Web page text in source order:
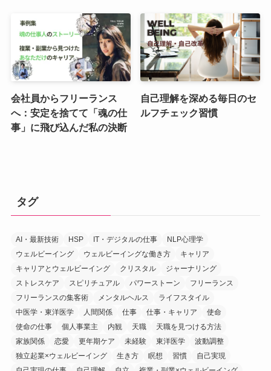
会社員からフリーランス
へ：安定を捨てて「魂の仕
事」に飛び込んだ私の決断
自己理解を深める毎日のセ
ルフチェック習慣
タグ
AI・最新技術 HSP IT・デジタルの仕事
NLP心理学
ウェルビーイング
ウェルビーイングな働き方
キャリア
キャリアとウェルビーイング
クリスタル
ジャーナリング
ストレスケア
スピリチュアル パワーストーン
フリーランス
フリーランスの集客術
メンタルヘルス
ライフスタイル
中医学・東洋医学
人間関係 仕事 仕事・キャリア
使命
使命の仕事
個人事業主 内観 天職
天職を見つける方法
家族関係
恋愛 更年期ケア 未経験 東洋医学
波動調整
独立起業×ウェルビーイング
生き方 瞑想 習慣
自己実現